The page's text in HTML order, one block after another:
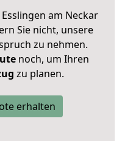
am Neckar
Sie nicht, unsere
zu nehmen.
noch, um Ihren
zu planen.
erhalten